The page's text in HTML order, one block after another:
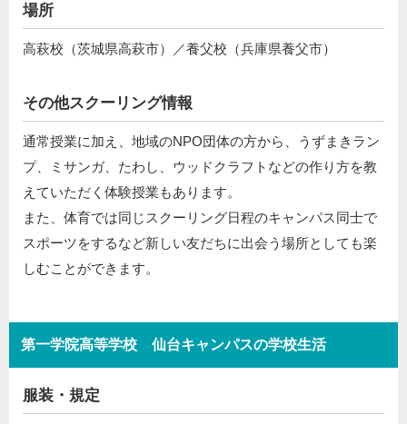
場所
高萩校（茨城県高萩市）／養父校（兵庫県養父市）
その他スクーリング情報
通常授業に加え、地域のNPO団体の方から、うずまきラン
プ、ミサンガ、たわし、ウッドクラフトなどの作り方を教
えていただく体験授業もあります。
また、体育では同じスクーリング日程のキャンパス同士で
スポーツをするなど新しい友だちに出会う場所としても楽
しむことができます。
第一学院高等学校 仙台キャンパスの学校生活
服装・規定